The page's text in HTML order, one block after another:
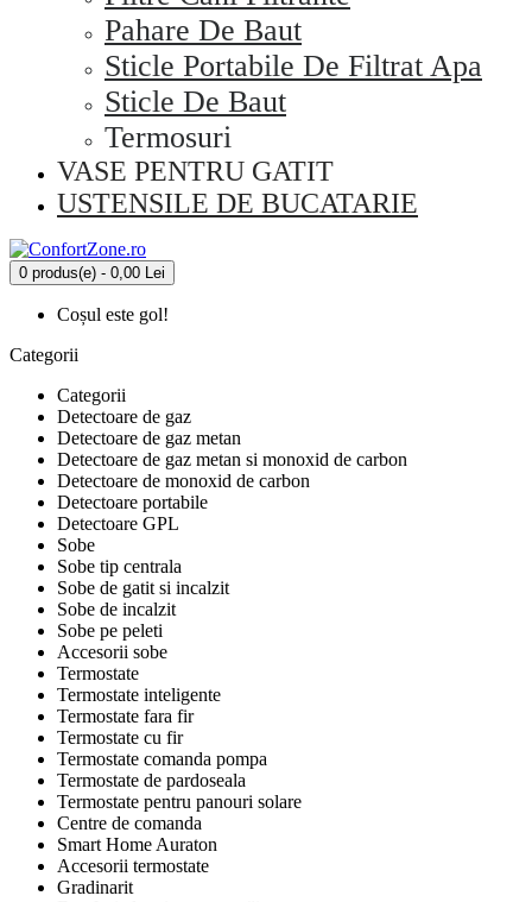
Pahare De Baut
Sticle Portabile De Filtrat Apa
Sticle De Baut
Termosuri
VASE PENTRU GATIT
USTENSILE DE BUCATARIE
0 produs(e) - 0,00 Lei
Coșul este gol!
Categorii
Categorii
Detectoare de gaz
Detectoare de gaz metan
Detectoare de gaz metan si monoxid de carbon
Detectoare de monoxid de carbon
Detectoare portabile
Detectoare GPL
Sobe
Sobe tip centrala
Sobe de gatit si incalzit
Sobe de incalzit
Sobe pe peleti
Accesorii sobe
Termostate
Termostate inteligente
Termostate fara fir
Termostate cu fir
Termostate comanda pompa
Termostate de pardoseala
Termostate pentru panouri solare
Centre de comanda
Smart Home Auraton
Accesorii termostate
Gradinarit